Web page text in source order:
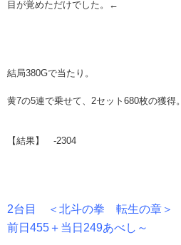
目が覚めただけでした。←
結局380Gで当たり。
黄7の5連で乗せて、2セット680枚の獲得。
【結果】 -2304
2台目 ＜北斗の拳 転生の章＞
前日455＋当日249あべし～